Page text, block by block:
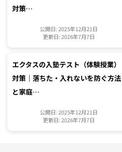
対策…
公開日: 2025年12月21日
更新日: 2026年7月7日
エクタスの入塾テスト（体験授業）
対策｜落ちた・入れないを防ぐ方法
と家庭…
公開日: 2025年12月21日
更新日: 2026年7月7日